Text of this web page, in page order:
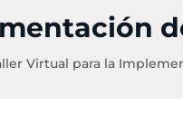
Virtual para la